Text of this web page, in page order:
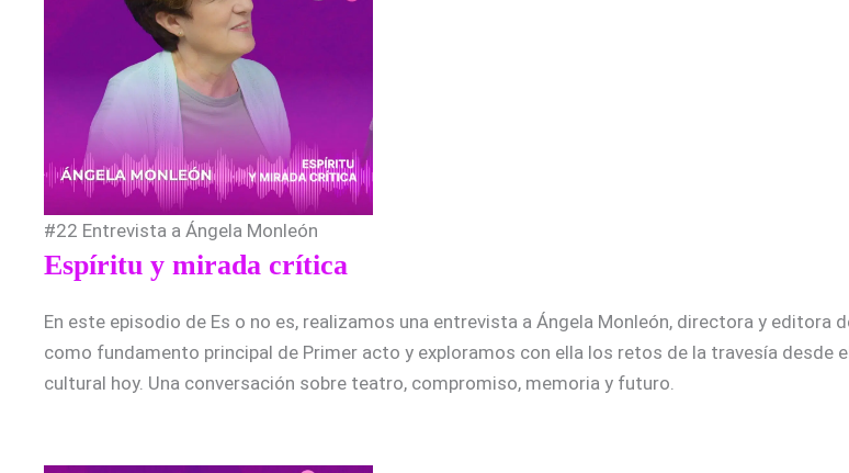
#22 Entrevista a Ángela Monleón
Espíritu y mirada crítica
En este episodio de Es o no es, realizamos una entrevista a Ángela Monleón, directora y
como fundamento principal de Primer acto y exploramos con ella los retos de la travesía desde
cultural hoy. Una conversación sobre teatro, compromiso, memoria y futuro.